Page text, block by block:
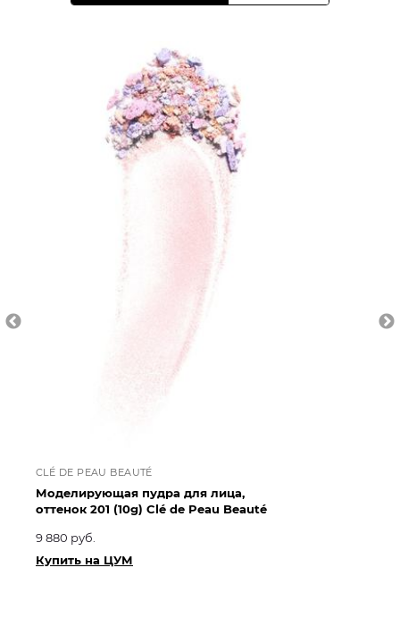
CLÉ DE PEAU BEAUTÉ
Моделирующая пудра для лица,
оттенок 201 (10g) Clé de Peau Beauté
9 880 руб.
Купить на ЦУМ